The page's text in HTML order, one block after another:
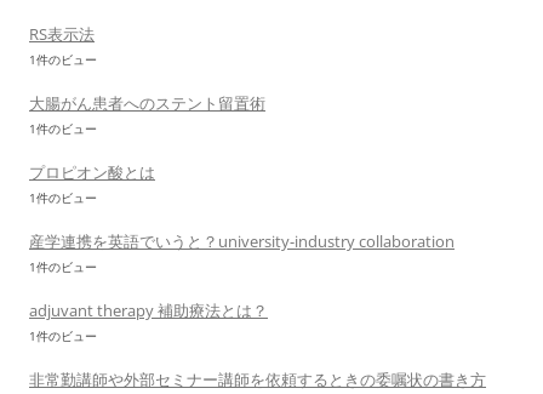
RS表示法
1件のビュー
大腸がん患者へのステント留置術
1件のビュー
プロピオン酸とは
1件のビュー
産学連携を英語でいうと？university-industry collaboration
1件のビュー
adjuvant therapy 補助療法とは？
1件のビュー
非常勤講師や外部セミナー講師を依頼するときの委嘱状の書き方